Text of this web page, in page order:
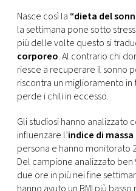
Nasce così la “dieta del
la settimana pone sotto
più delle volte questo si
corporeo. Al contrario chi
riesce a recuperare il sonno
riscontra un miglioramento
perde i chili in eccesso.
Gli studiosi hanno analizzato
influenzare l’indice di
persona e hanno monitorato
Del campione analizzato
due ore in più nei fine